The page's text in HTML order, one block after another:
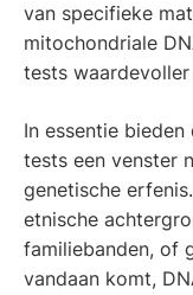
van specifieke
mitochondriale
tests waardevoller
In essentie
tests een venster
genetische
etnische
familiebanden, of
vandaan komt,